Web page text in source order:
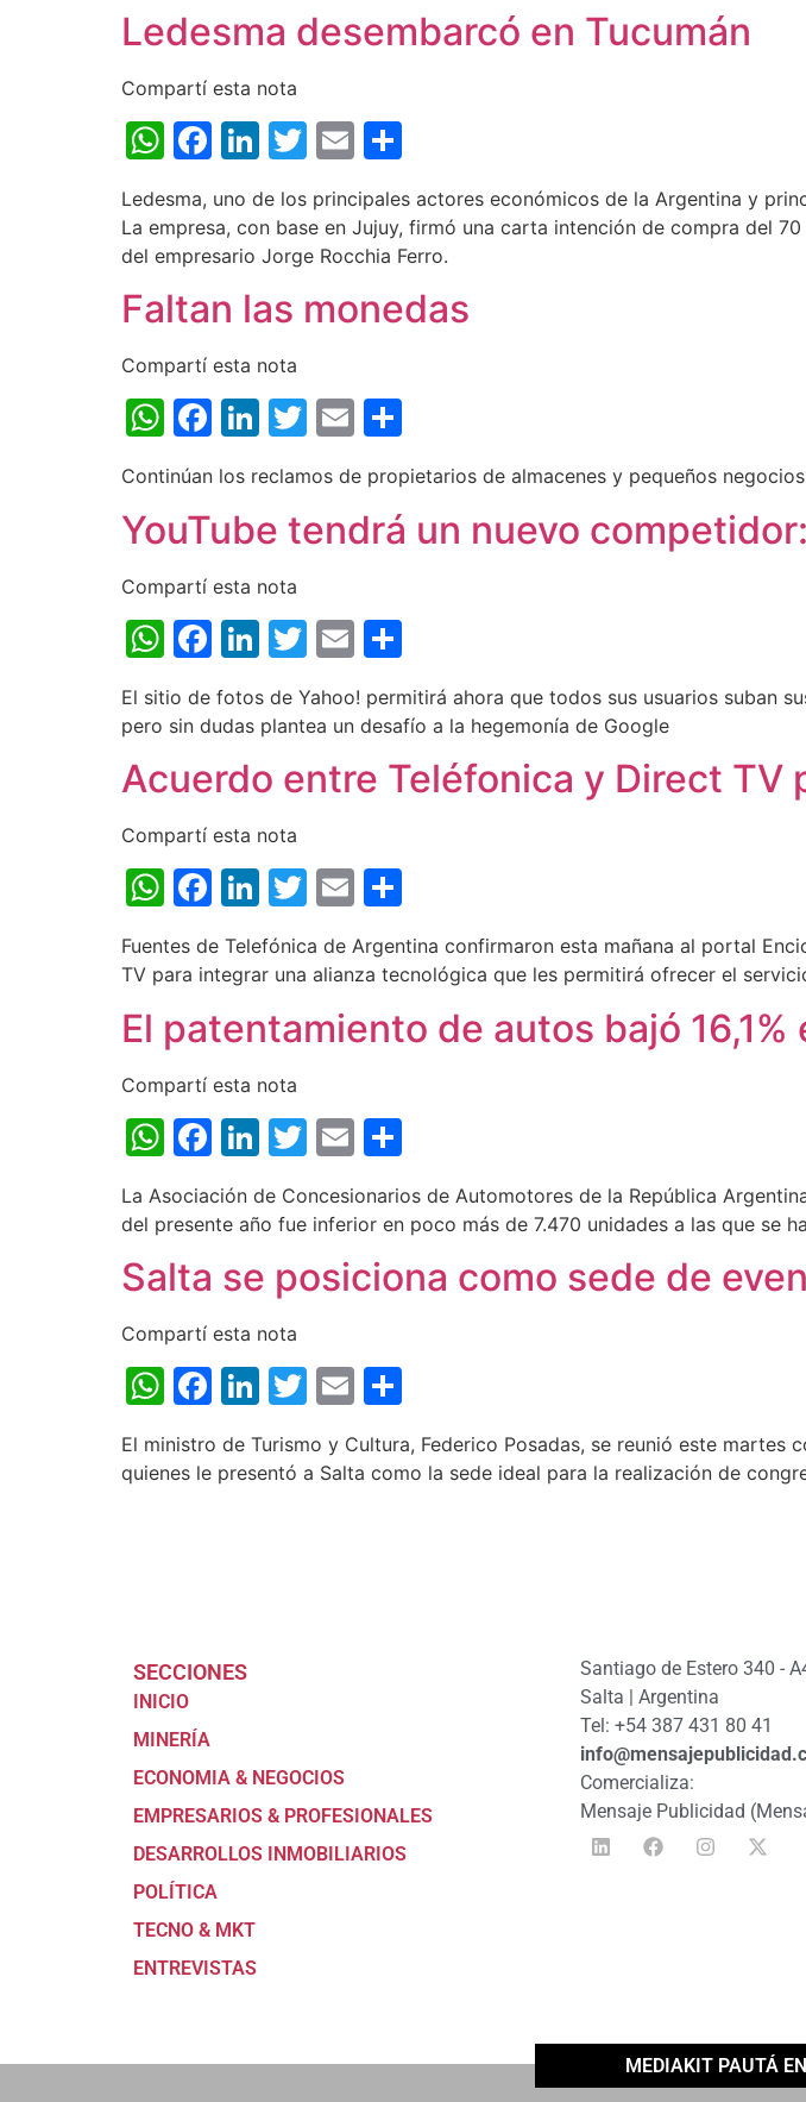
Ledesma desembarcó en Tucumán
Compartí esta nota
WhatsApp
Facebook
LinkedIn
Twitter
Email
Ledesma, uno de los principales actores económicos de la Argentina y
La empresa, con base en Jujuy, firmó una carta intención de compra del
del empresario Jorge Rocchia Ferro.
Faltan las monedas
Compartí esta nota
WhatsApp
Facebook
LinkedIn
Twitter
Email
Continúan los reclamos de propietarios de almacenes y pequeños
YouTube tendrá un nuevo
Compartí esta nota
WhatsApp
Facebook
LinkedIn
Twitter
Email
El sitio de fotos de Yahoo! permitirá ahora que todos sus usuarios suban
pero sin dudas plantea un desafío a la hegemonía de Google
Acuerdo entre Teléfonica y Direct TV
Compartí esta nota
WhatsApp
Facebook
LinkedIn
Twitter
Email
Fuentes de Telefónica de Argentina confirmaron esta mañana al portal
TV para integrar una alianza tecnológica que les permitirá ofrecer el
El patentamiento de autos bajó 16,1%
Compartí esta nota
WhatsApp
Facebook
LinkedIn
Twitter
Email
La Asociación de Concesionarios de Automotores de la República
del presente año fue inferior en poco más de 7.470 unidades a las que se
Salta se posiciona como sede de
Compartí esta nota
WhatsApp
Facebook
LinkedIn
Twitter
Email
El ministro de Turismo y Cultura, Federico Posadas, se reunió este
quienes le presentó a Salta como la sede ideal para la realización de
SECCIONES
INICIO
MINERÍA
ECONOMIA & NEGOCIOS
EMPRESARIOS & PROFESIONALES
DESARROLLOS INMOBILIARIOS
POLÍTICA
TECNO & MKT
ENTREVISTAS
Santiago de Estero 340 -
Salta | Argentina
Tel: +54 387 431 80 41
Comercializa:
Mensaje Publicidad
MEDIAKIT PAUTÁ